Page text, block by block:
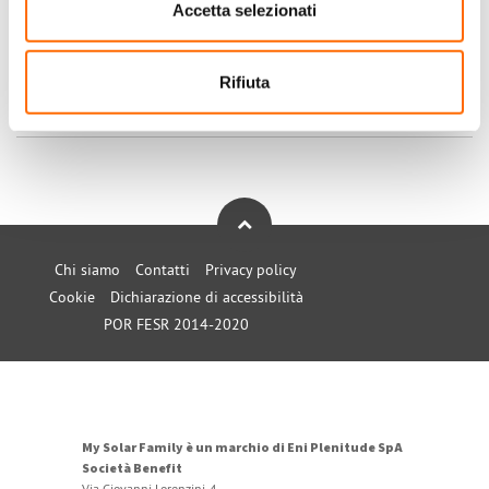
Accetta selezionati
Rifiuta
+1
0 -1
Chi siamo Contatti
Privacy policy
Cookie
Dichiarazione di accessibilità
POR FESR 2014-2020
My Solar Family è un marchio di Eni Plenitude SpA
Società Benefit